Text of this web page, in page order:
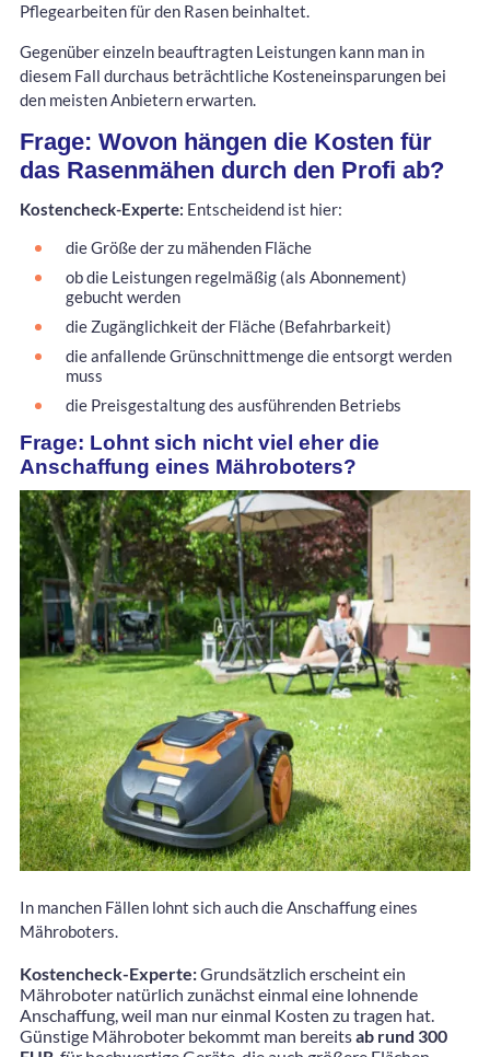
Pflegearbeiten für den Rasen beinhaltet.
Gegenüber einzeln beauftragten Leistungen kann man in
diesem Fall durchaus beträchtliche Kosteneinsparungen bei
den meisten Anbietern erwarten.
Frage: Wovon hängen die Kosten für
das Rasenmähen durch den Profi ab?
Kostencheck-Experte: Entscheidend ist hier:
die Größe der zu mähenden Fläche
ob die Leistungen regelmäßig (als Abonnement)
gebucht werden
die Zugänglichkeit der Fläche (Befahrbarkeit)
die anfallende Grünschnittmenge die entsorgt werden
muss
die Preisgestaltung des ausführenden Betriebs
Frage: Lohnt sich nicht viel eher die
Anschaffung eines Mähroboters?
In manchen Fällen lohnt sich auch die Anschaffung eines
Mähroboters.
Kostencheck-Experte:Grundsätzlich erscheint ein
Mähroboter natürlich zunächst einmal eine lohnende
Anschaffung, weil man nur einmal Kosten zu tragen hat.
Günstige Mähroboter bekommt man bereitsab rund 300